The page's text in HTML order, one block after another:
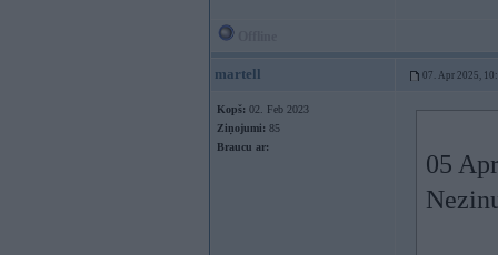
martell 07. Apr 2025,
Kopš: 02. Feb 2023
Ziņojumi: 85
Braucu ar:
05